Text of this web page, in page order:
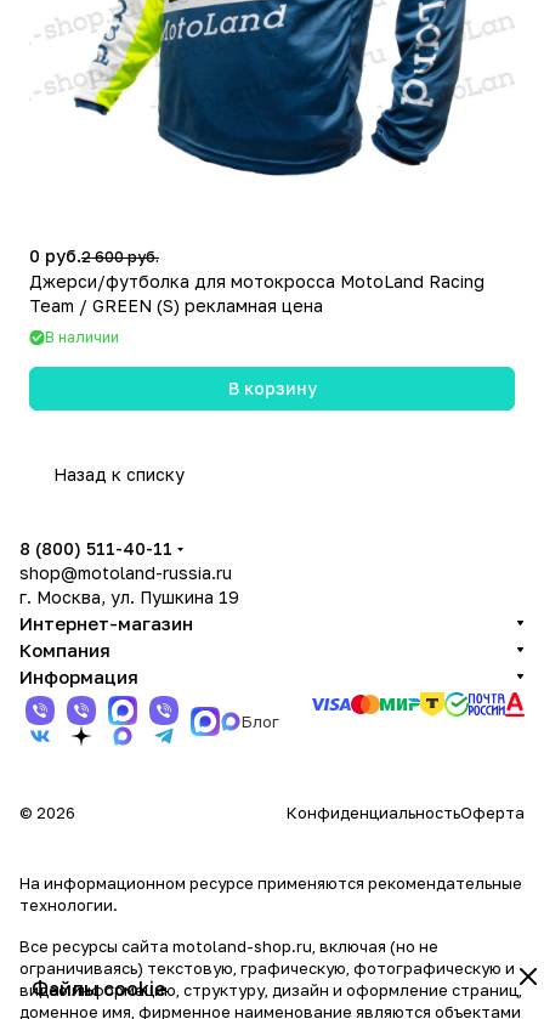
0 руб.2 600 руб.
Джерси/футболка для мотокросса MotoLand Racing
Team / GREEN (S) рекламная цена
В наличии
В корзину
Назад к списку
Файлы cookie
8 (800) 511-40-11
shop@motoland-russia.ru
г. Москва, ул. Пушкина 19
Интернет-магазин
Компания
Информация
Блог
© 2026 КонфиденциальностьОферта
На информационном ресурсе применяются рекомендательные
технологии.
Все ресурсы сайта motoland-shop.ru, включая (но не
ограничиваясь) текстовую, графическую, фотографическую и
видео информацию, структуру, дизайн и оформление страниц,
доменное имя, фирменное наименование являются объектами